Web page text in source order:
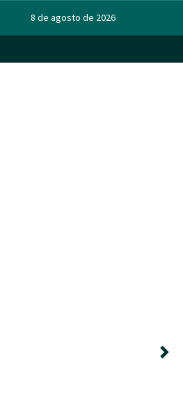
8 de agosto de 2026